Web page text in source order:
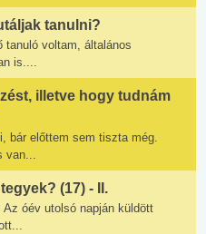
tanulni?
tanuló voltam, általános
is....
illetve hogy tudnám
bár előttem sem tiszta még.
van...
(17) - II.
óév utolsó napján küldött